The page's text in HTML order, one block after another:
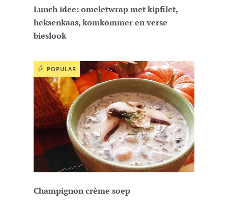
Lunch idee: omeletwrap met kipfilet,
heksenkaas, komkommer en verse
bieslook
POPULAR
Champignon crème soep